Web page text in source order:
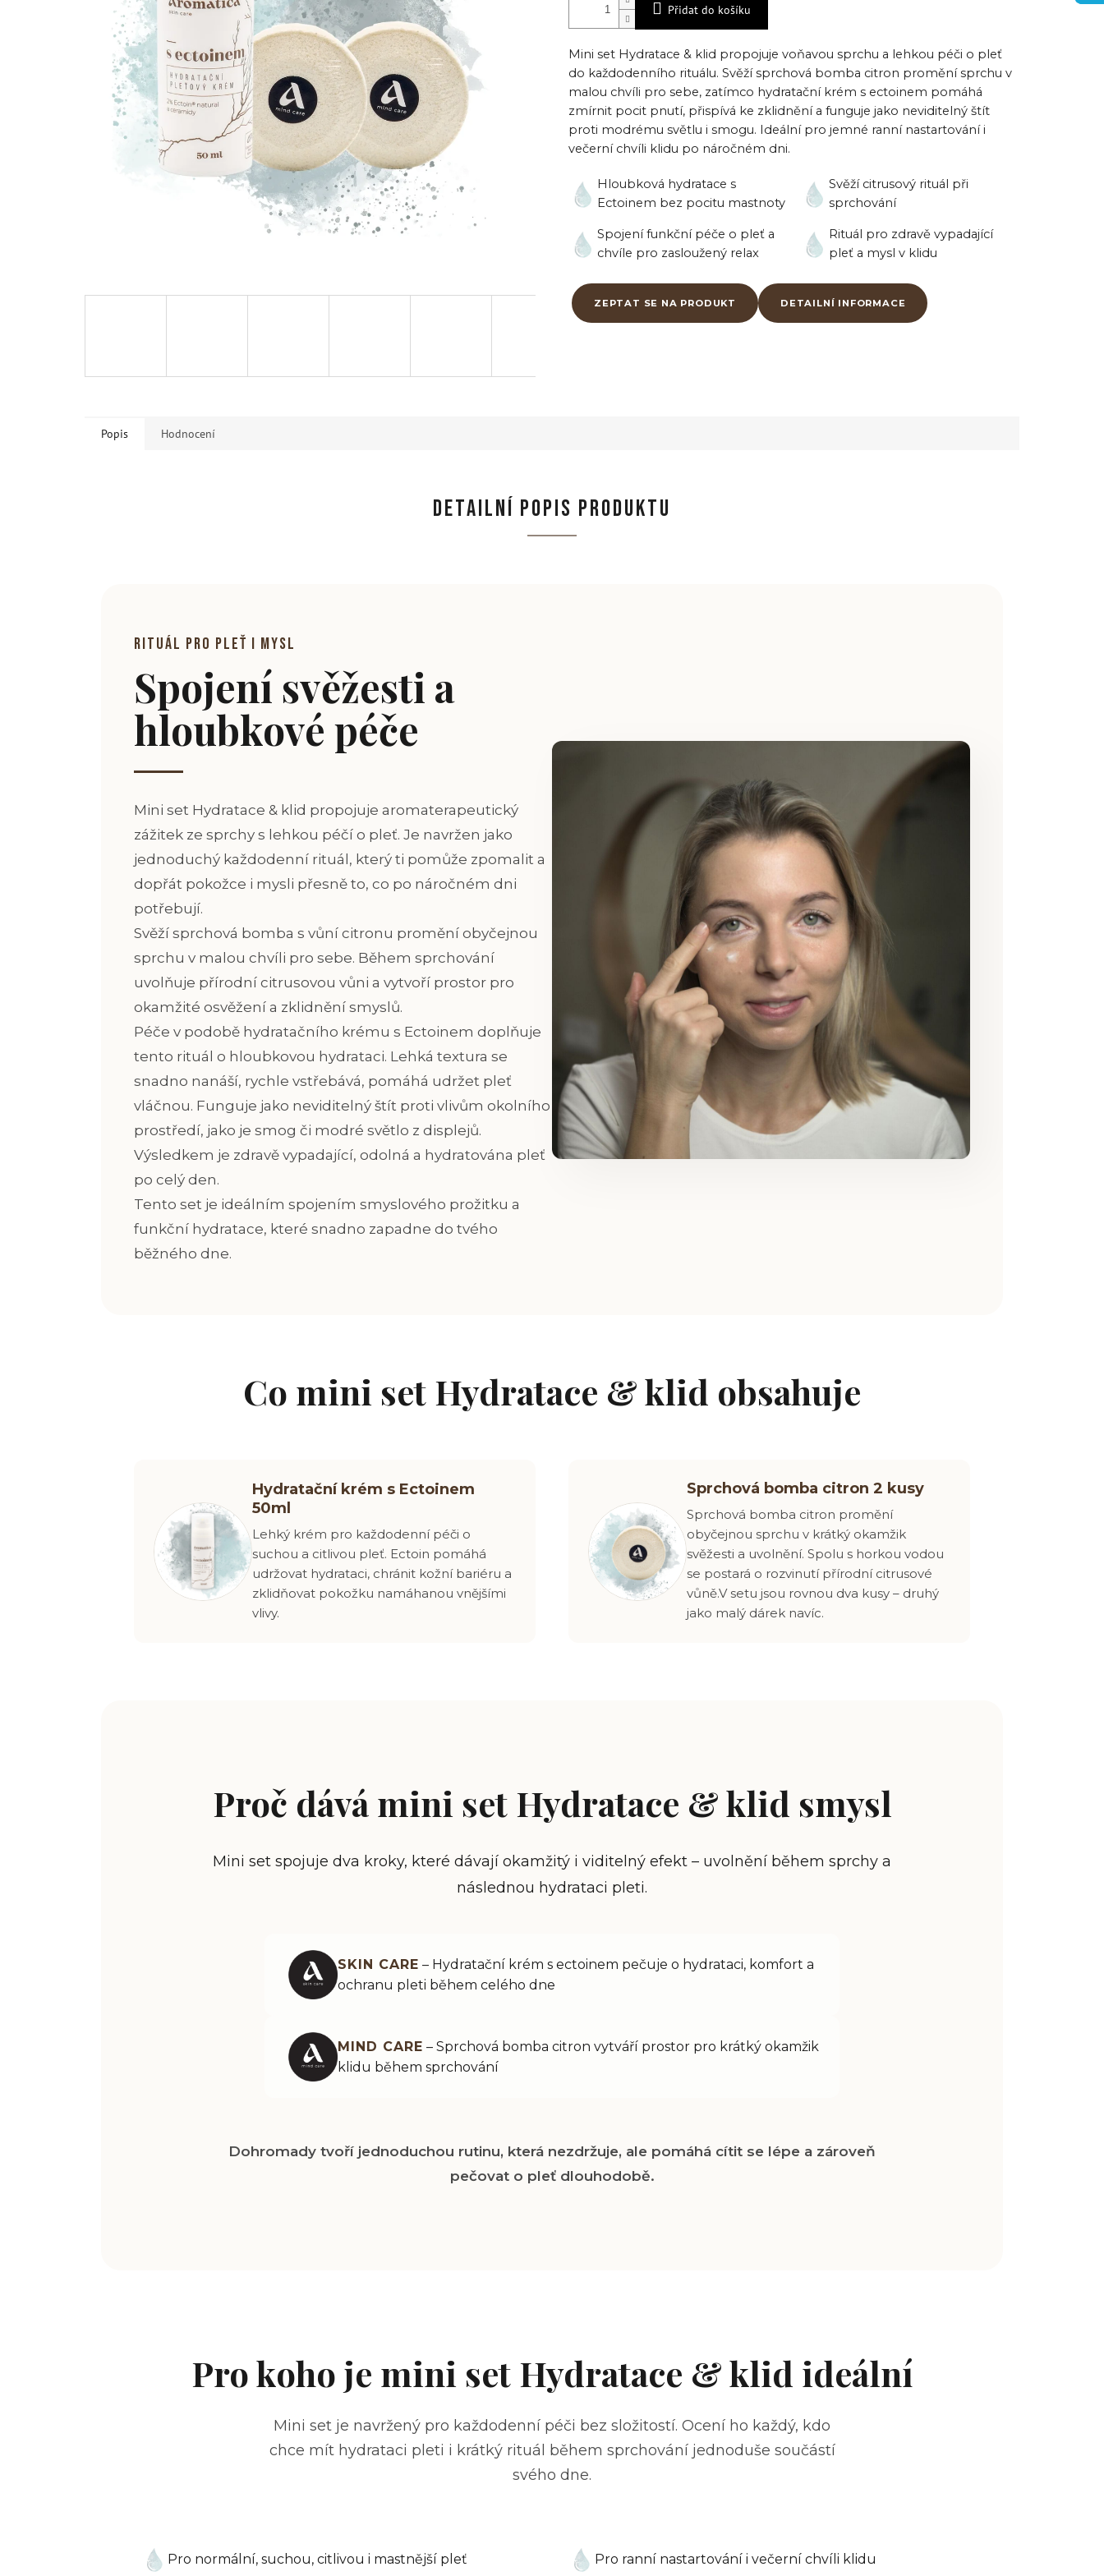
Přidat do košíku
Mini set Hydratace & klid propojuje voňavou sprchu a lehkou péči o pleť
do každodenního rituálu. Svěží sprchová bomba citron promění sprchu v
malou chvíli pro sebe, zatímco hydratační krém s ectoinem pomáhá
zmírnit pocit pnutí, přispívá ke zklidnění a funguje jako neviditelný štít
proti modrému světlu i smogu. Ideálnípro jemné ranní nastartování i
večerní chvíli klidu po náročném dni.
Hloubková hydratace s
Ectoinem bez pocitu mastnoty
Svěží citrusový rituál při
sprchování
Spojení funkční péče o pleť a
chvíle pro zasloužený relax
Rituál pro zdravě vypadající
pleť a mysl v klidu
ZEPTAT SE NA PRODUKT DETAILNÍ INFORMACE
Popis Hodnocení
DETAILNÍ POPIS PRODUKTU
RITUÁL pro pleť i mysl
Spojení svěžesti a
hloubkové péče
Mini set Hydratace & klid propojuje aromaterapeutický
zážitek ze sprchy s lehkou péčí o pleť. Je navržen jako
jednoduchý každodenní rituál, který ti pomůže zpomalit a
dopřát pokožce i mysli přesně to, co po náročném dni
potřebují.
Svěží sprchová bomba s vůní citronu promění obyčejnou
sprchu v malou chvíli pro sebe. Během sprchování
uvolňuje přírodní citrusovou vůni a vytvoří prostor pro
okamžité osvěžení a zklidnění smyslů.
Péče v podobě hydratačního krému s Ectoinem doplňuje
tento rituál o hloubkovou hydrataci. Lehká textura se
snadno nanáší, rychle vstřebává, pomáhá udržet pleť
vláčnou. Funguje jako neviditelný štít proti vlivům okolního
prostředí, jako je smog či modré světlo z displejů.
Výsledkem je zdravě vypadající, odolná a hydratována pleť
po celý den.
Tento set je ideálním spojením smyslového prožitku a
funkční hydratace, které snadno zapadne do tvého
běžného dne.
Co mini set Hydratace & klid obsahuje
Hydratační krém s Ectoinem
50ml
Lehký krém pro každodenní péči o
suchou a citlivou pleť. Ectoin pomáhá
udržovat hydrataci, chránit kožní bariéru a
zklidňovat pokožku namáhanou vnějšími
vlivy.
Sprchová bomba citron 2 kusy
Sprchová bomba citron promění
obyčejnou sprchu v krátký okamžik
svěžesti a uvolnění. Spolu s horkou vodou
se postará o rozvinutí přírodní citrusové
vůně.V setu jsou rovnou dva kusy – druhý
jako malý dárek navíc.
Proč dává mini set Hydratace & klid smysl
Mini set spojuje dva kroky, které dávají okamžitý i viditelný efekt – uvolnění během sprchy a
následnou hydrataci pleti.
SKIN CARE – Hydratační krém s ectoinem pečuje o hydrataci, komfort a
ochranu pleti během celého dne
MIND CARE – Sprchová bomba citron vytváří prostor pro krátký okamžik
klidu během sprchování
Dohromady tvoří jednoduchou rutinu, která nezdržuje, ale pomáhá cítit se lépe a zároveň
pečovat o pleť dlouhodobě.
Pro koho je mini set Hydratace & klid ideální
Mini set je navržený pro každodenní péči bez složitostí. Ocení ho každý, kdo
chce mít hydrataci pleti i krátký rituál během sprchování jednoduše součástí
svého dne.
Pro normální, suchou, citlivou i mastnější pleť Pro ranní nastartování i večerní chvíli klidu